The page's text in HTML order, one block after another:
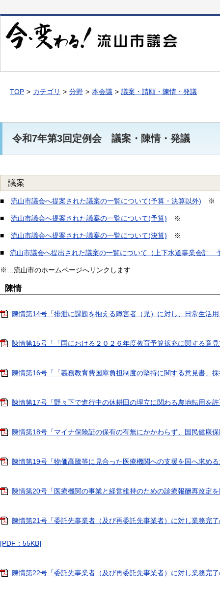
文
移
動
TOP カテゴリ 分野 本会議 議案・請願・陳情・発議
令和7年第3回定例会 議案・陳情・発議
議案
■ 流山市議会へ提案された議案の一覧について(予算・決算以外) ※
■ 流山市議会へ提案された議案の一覧について(予算) ※
■ 流山市議会へ提案された議案の一覧について(決算) ※
■ 流山市議会へ提出された議案の一覧について（上下水道事業会計
※…流山市のホームページへリンクします
陳情
陳情第14号「排泄に課題を抱える障害者（児）に対し、日常生活
陳情第15号「「国における２０２６年度教育予算拡充に関する意
陳情第16号「「義務教育費国庫負担制度の堅持に関する意見書」
陳情第17号「野々下で進行中の休耕田の埋立に関わる農地転用を
陳情第18号「マイナ保険証の保有の有無にかかわらず、国民健康
陳情第19号「物価高騰等に見合った医療機関への支援を国へ求め
陳情第20号「医療機関の事業と経営維持のための診療報酬再改定
陳情第21号「委託先事業者（及び再委託先事業者）に対し業務完
[PDF：55KB]
陳情第22号「委託先事業者（及び再委託先事業者）に対し業務完